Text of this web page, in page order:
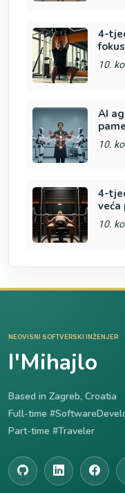
4-
10.
AI
10.
4-
veća
10.
NEOVISNI SOFTVERSKI INŽENJER
I'Mihajlo
Based in Zagreb, Croatia
Full-time
Part-time #Traveler